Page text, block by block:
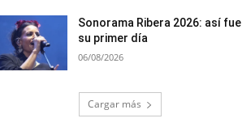
Sonorama Ribera 2026: así fue
su primer día
06/08/2026
Cargar más